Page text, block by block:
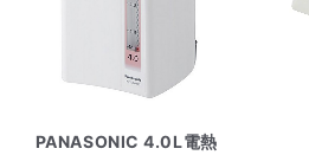
PANASONIC 4.0L電熱